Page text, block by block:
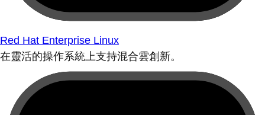
Red Hat Enterprise Linux
在靈活的操作系統上支持混合雲創新。